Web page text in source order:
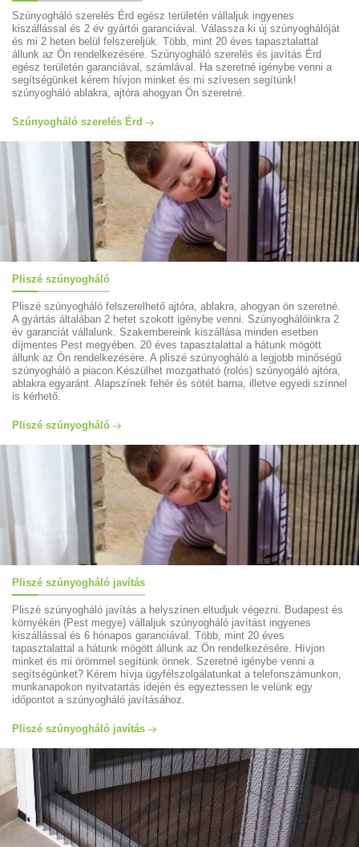
Szúnyogháló szerelés Érd egész területén vállaljuk ingyenes
kiszállással és 2 év gyártói garanciával. Válassza ki új szúnyoghálóját
és mi 2 heten belül felszereljük. Több, mint 20 éves tapasztalattal
állunk az Ön rendelkezésére. Szúnyogháló szerelés és javítás Érd
egész területén garanciával, számlával. Ha szeretné igénybe venni a
segítségünket kérem hívjon minket és mi szívesen segítünk!
szúnyogháló ablakra, ajtóra ahogyan Ön szeretné.
Szúnyogháló szerelés Érd
Pliszé szúnyogháló
Pliszé szúnyogháló felszerelhető ajtóra, ablakra, ahogyan ön szeretné.
A gyártás általában 2 hetet szokott igénybe venni. Szúnyoghálóinkra 2
év garanciát vállalunk. Szakembereink kiszállása minden esetben
díjmentes Pest megyében. 20 éves tapasztalattal a hátunk mögött
állunk az Ön rendelkezésére. A pliszé szúnyogháló a legjobb minőségű
szúnyogháló a piacon.Készülhet mozgatható (rolós) szúnyogáló ajtóra,
ablakra egyaránt. Alapszínek fehér és sötét barna, illetve egyedi színnel
is kérhető.
Pliszé szúnyogháló
Pliszé szúnyogháló javítás
Pliszé szúnyogháló javítás a helyszínen eltudjuk végezni. Budapest és
környékén (Pest megye) vállaljuk szúnyogháló javítást ingyenes
kiszállással és 6 hónapos garanciával. Több, mint 20 éves
tapasztalattal a hátunk mögött állunk az Ön rendelkezésére. Hívjon
minket és mi örömmel segítünk önnek. Szeretné igénybe venni a
segítségünket? Kérem hívja ügyfélszolgálatunkat a telefonszámunkon,
munkanapokon nyitvatartás idején és egyeztessen le velünk egy
időpontot a szúnyogháló javításához.
Pliszé szúnyogháló javítás